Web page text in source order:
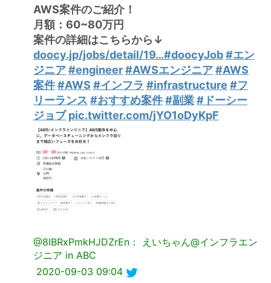
AWS案件のご紹介！
月額：60~80万円
案件の詳細はこちらから↓
doocy.jp/jobs/detail/19…#doocyJob#エン
ジニア#engineer#AWSエンジニア#AWS
案件#AWS #インフラ #infrastructure #フ
リーランス #おすすめ案件#副業#ドーシー
ジョブ pic.twitter.com/jYO1oDyKpF
@8IBRxPmkHJDZrEn： えいちゃん@インフラエン
ジニア in ABC
2020-09-03 09:04